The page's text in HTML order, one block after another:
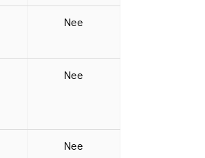
Nee
Nee
Nee